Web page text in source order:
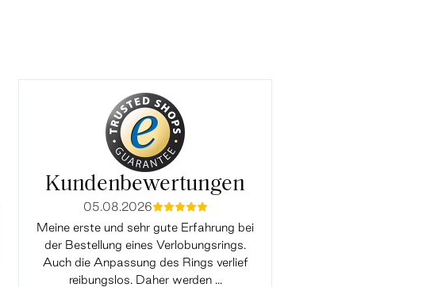
Kundenbewertungen
05.08.2026mmmmm
Meine erste und sehr gute Erfahrung bei
der Bestellung eines Verlobungsrings.
Auch die Anpassung des Rings verlief
reibungslos. Daher werden ...